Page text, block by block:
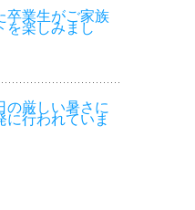
卒業生がご家族
を楽しみまし
の厳しい暑さに
に行われていま